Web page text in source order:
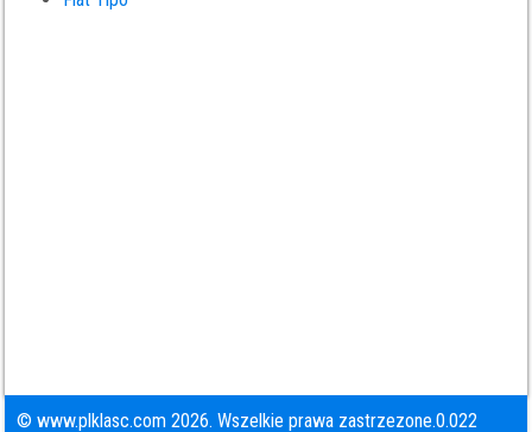
© www.plklasc.com 2026. Wszelkie prawa zastrzezone.0.022